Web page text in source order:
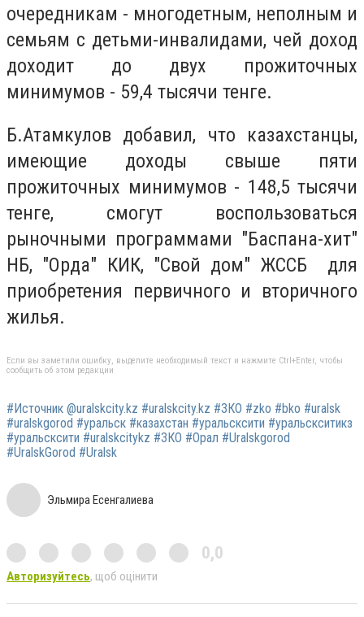
очередникам - многодетным, неполным и
семьям с детьми-инвалидами, чей доход
доходит до двух прожиточных
минимумов - 59,4 тысячи тенге.
Б.Атамкулов добавил, что казахстанцы,
имеющие доходы свыше пяти
прожиточных минимумов - 148,5 тысячи
тенге, смогут воспользоваться
рыночными программами "Баспана-хит"
НБ, "Орда" КИК, "Свой дом" ЖССБ для
приобретения первичного и вторичного
жилья.
Если вы заметили ошибку, выделите необходимый текст и нажмите Ctrl+Enter, чтобы
сообщить об этом редакции
#Источник @uralskcity.kz #uralskcity.kz #ЗКО #zko #bko #uralsk
#uralskgorod #уральск #казахстан #уральсксити #уральскситикз
#уральсксити #uralskcitykz #ЗКО #Орал #Uralskgorod
#UralskGorod #Uralsk
Эльмира Есенгалиева
0,0
Авторизуйтесь, щоб оцінити